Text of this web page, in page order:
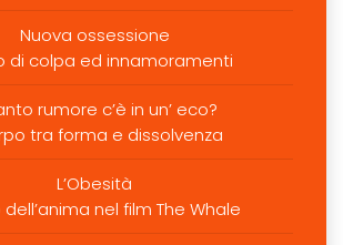
Nuova ossessione
di colpa ed innamoramenti
rumore c’è in un’ eco?
tra forma e dissolvenza
L’Obesità
nel film The Whale